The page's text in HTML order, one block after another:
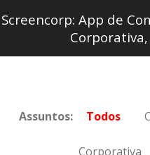
Screencorp: App de
Assuntos: Todos
Corporativa